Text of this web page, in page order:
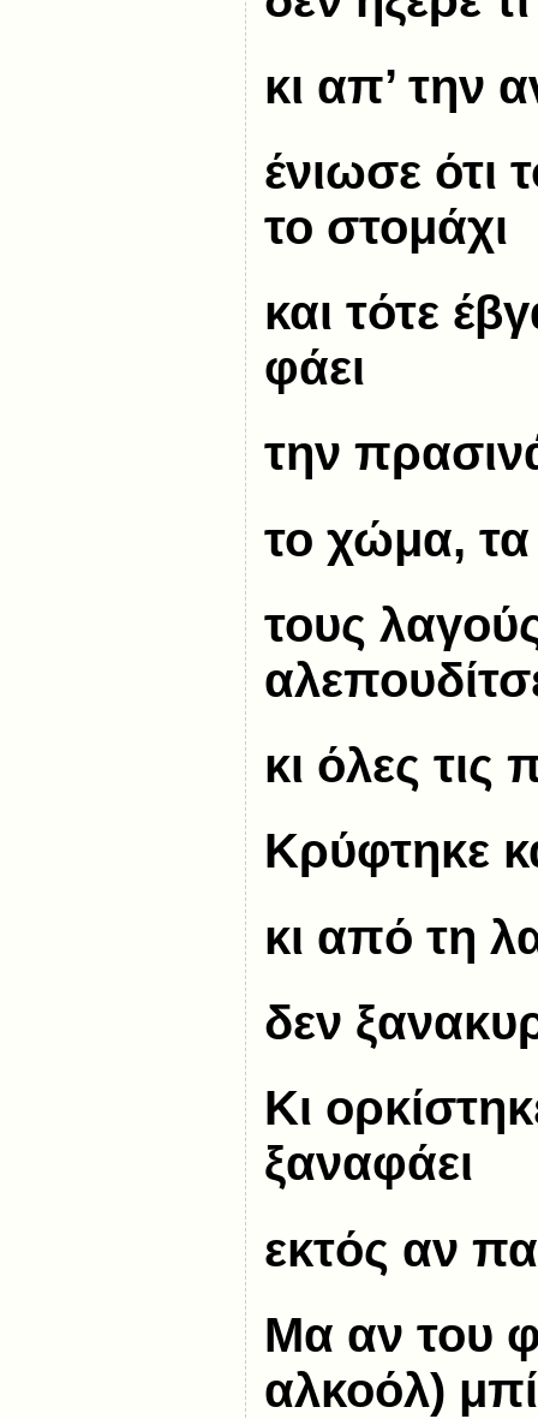
κι απ’ την
ένιωσε ότι
το στομάχι
και τότε
φάει
την
το χώμα,
τους
κι όλες τις
Κρύφτηκε
κι από τη
δεν
Κι
ξαναφάει
εκτός αν
Μα αν του
αλκοόλ)